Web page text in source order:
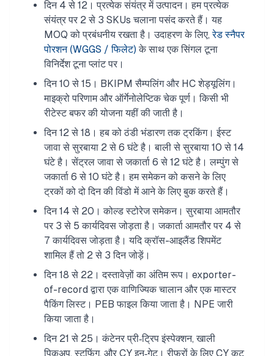
दिन 4 से 12। प्रत्येक संयंत्र में उत्पादन। हम प्रत्येक
संयंत्र पर 2 से 3 SKUs चलाना पसंद करते हैं। यह
MOQ को प्रबंधनीय रखता है। उदाहरण के लिए,रेड स्नैपर
पोरशन (WGGS / फिलेट) के साथ एक सिंगल टूना
विनिर्देश टूना प्लांट पर।
दिन 10 से 15। BKIPM सैम्पलिंग और HC शेड्यूलिंग।
माइक्रो परिणाम और ऑर्गेनोलेप्टिक चेक पूर्ण। किसी भी
रीटेस्ट बफर की योजना यहीं की जाती है।
दिन 12 से 18। हब को ठंडी भंडारण तक ट्रकिंग। ईस्ट
जावा से सुरबाया 2 से 6 घंटे है। बाली से सुरबाया 10 से 14
घंटे है। सेंट्रल जावा से जकार्ता 6 से 12 घंटे है। लम्पुंग से
जकार्ता 6 से 10 घंटे है। हम समेकन को कसने के लिए
ट्रकों को दो दिन की विंडो में आने के लिए बुक करते हैं।
दिन 14 से 20। कोल्ड स्टोरेज समेकन। सुरबाया आमतौर
पर 3 से 5 कार्यदिवस जोड़ता है। जकार्ता आमतौर पर 4 से
7 कार्यदिवस जोड़ता है। यदि क्रॉस-आइलैंड शिपमेंट
शामिल हैं तो 2 से 3 दिन जोड़ें।
दिन 18 से 22। दस्तावेज़ों का अंतिम रूप। exporter-
of-record द्वारा एक वाणिज्यिक चालान और एक मास्टर
पैकिंग लिस्ट। PEB फाइल किया जाता है। NPE जारी
किया जाता है।
दिन 21 से 25। कंटेनर प्री‑ट्रिप इंस्पेक्शन, खाली
पिकअप, स्टफिंग, और CY इन‑गेट। रीफ़रों के लिए CY कट